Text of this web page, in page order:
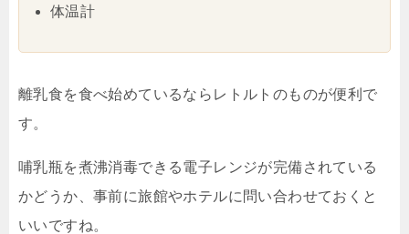
体温計
離乳食を食べ始めているならレトルトのものが便利で
す。
哺乳瓶を煮沸消毒できる電子レンジが完備されている
かどうか、事前に旅館やホテルに問い合わせておくと
いいですね。